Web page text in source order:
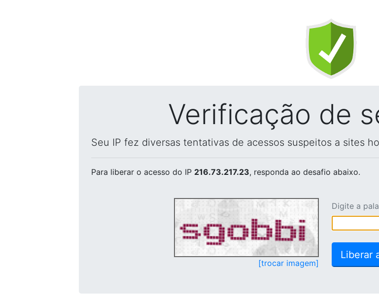
Verificação de
Seu IP fez diversas tentativas de acessos suspeitos a sites
Para liberar o acesso do IP 216.73.217.23, responda ao desafio abaixo.
[trocar imagem]
Digite a